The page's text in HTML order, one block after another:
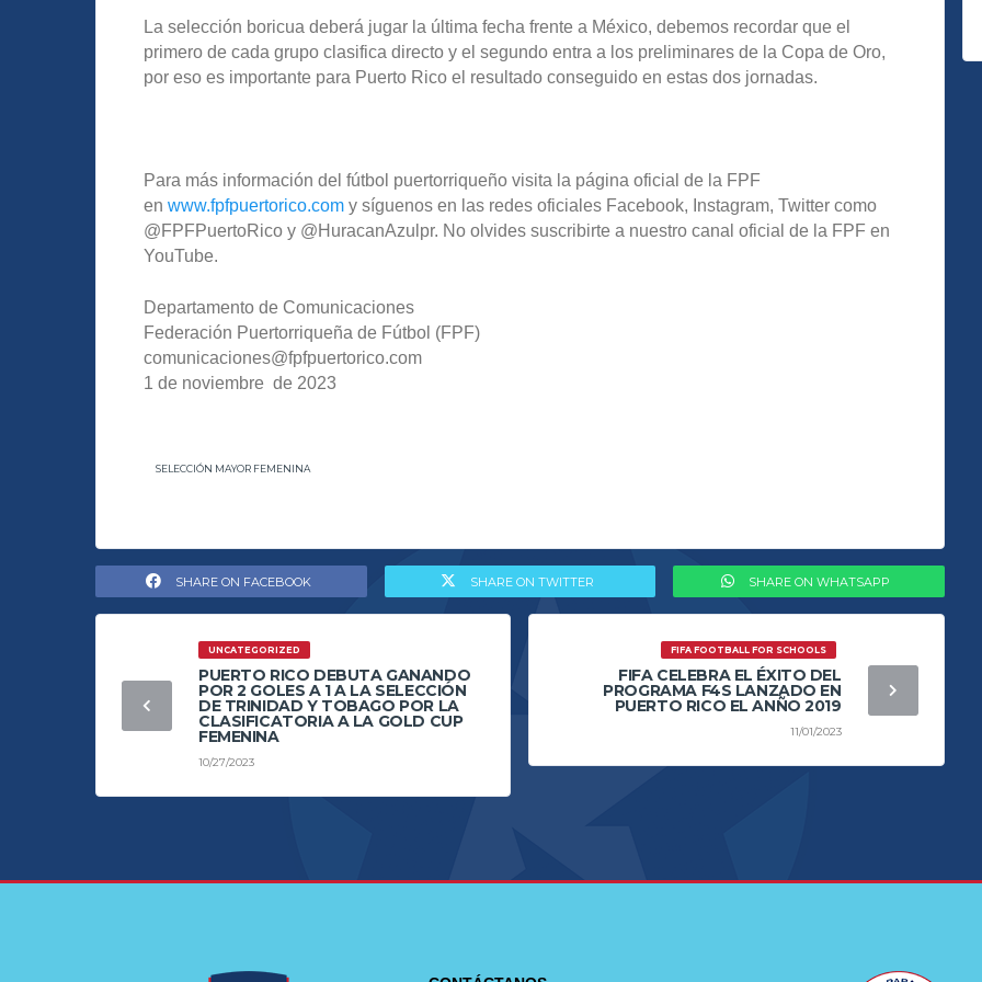
La selección boricua deberá jugar la última fecha frente a México, debemos recordar que el
primero de cada grupo clasifica directo y el segundo entra a los preliminares de la Copa de Oro,
por eso es importante para Puerto Rico el resultado conseguido en estas dos jornadas.
Para más información del fútbol puertorriqueño visita la página oficial de la FPF
en www.fpfpuertorico.com y síguenos en las redes oficiales Facebook, Instagram, Twitter como
@FPFPuertoRico y @HuracanAzulpr. No olvides suscribirte a nuestro canal oficial de la FPF en
YouTube.
Departamento de Comunicaciones
Federación Puertorriqueña de Fútbol (FPF)
comunicaciones@fpfpuertorico.com
1 de noviembre de 2023
SELECCIÓN MAYOR FEMENINA
SHARE ON FACEBOOK SHARE ON TWITTER SHARE ON WHATSAPP
UNCATEGORIZED
PUERTO RICO DEBUTA GANANDO
POR 2 GOLES A 1 A LA SELECCIÓN
DE TRINIDAD Y TOBAGO POR LA
CLASIFICATORIA A LA GOLD CUP
FEMENINA
10/27/2023
FIFA FOOTBALL FOR SCHOOLS
FIFA CELEBRA EL ÉXITO DEL
PROGRAMA F4S LANZADO EN
PUERTO RICO EL ANÑO 2019
11/01/2023